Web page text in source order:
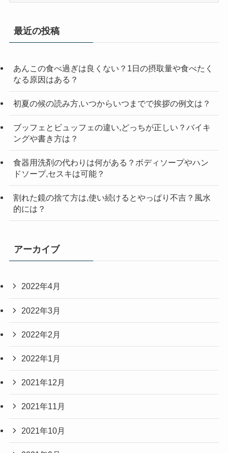
リ
索
最近の投稿
あんこの食べ過ぎは良くない？1日の摂取量や食べたく
なる原因はある？
初夏の候の読み方,いつからいつまでで挨拶の例文は？
ブッフェとビュッフェの違い,どっちが正しい？バイキ
ングや書き方は？
食器用洗剤の代わりは何がある？ボディソープやハン
ドソープ,セスキは可能？
割れた鏡の捨て方は,使い続けるとやっぱり不吉？風水
的には？
アーカイブ
2022年4月
2022年3月
2022年2月
2022年1月
2021年12月
2021年11月
2021年10月